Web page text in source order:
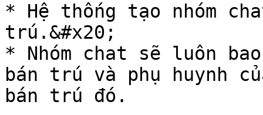
* Hệ thống tạo nhóm
trú.&#x20;
* Nhóm chat sẽ luôn
bán trú và phụ huynh
bán trú đó.